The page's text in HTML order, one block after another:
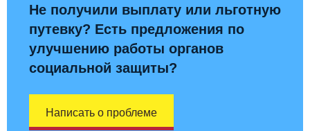
Не получили выплату или льготную
путевку? Есть предложения по
улучшению работы органов
социальной защиты?
Написать о проблеме